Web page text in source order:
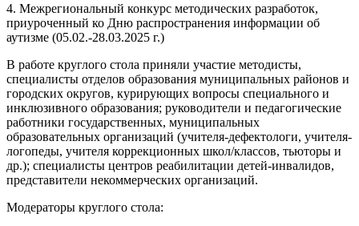
4. Межрегиональный конкурс методических разработок,
приуроченный ко Дню распространения информации об
аутизме (05.02.-28.03.2025 г.)
В работе круглого стола приняли участие методисты,
специалисты отделов образования муниципальных районов и
городских округов, курирующих вопросы специального и
инклюзивного образования; руководители и педагогические
работники государственных, муниципальных
образовательных организаций (учителя-дефектологи, учителя-
логопеды, учителя коррекционных школ/классов, тьюторы и
др.); специалисты центров реабилитации детей-инвалидов,
представители некоммерческих организаций.
Модераторы круглого стола: